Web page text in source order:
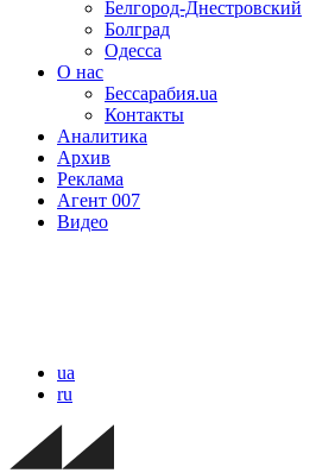
Белгород-Днестровский
Болград
Одесса
О нас
Бессарабия.ua
Контакты
Аналитика
Архив
Реклама
Агент 007
Видео
ua
ru